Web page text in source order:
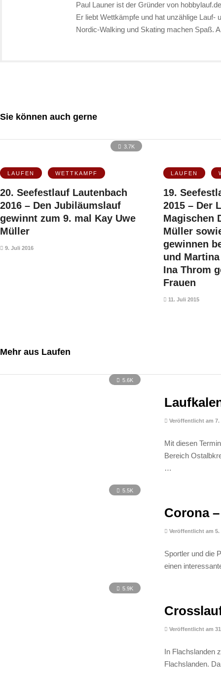
Paul Launer ist der Gründer von
Er liebt Wettkämpfe und hat unzählige Lauf-
Nordic-Walking und Skating machen Spaß.
Sie können auch gerne
3.7K
LAUFEN WETTKAMPF
20. Seefestlauf Lautenbach
2016 – Den Jubiläumslauf
gewinnt zum 9. mal Kay Uwe
Müller
9. Juli 2016
LAUFEN
19.
2015 – Der
Magischen
Müller
gewinnen
und
Ina Throm
Frauen
11. Juli 2015
Mehr aus Laufen
5.6K
Veröffentlicht am 7.
Mit diesen
Bereich
…
5.5K
Corona
Veröffentlicht am 5.
Sportler und die
einen
5.9K
Veröffentlicht am
In Flachslanden
Flachslanden.